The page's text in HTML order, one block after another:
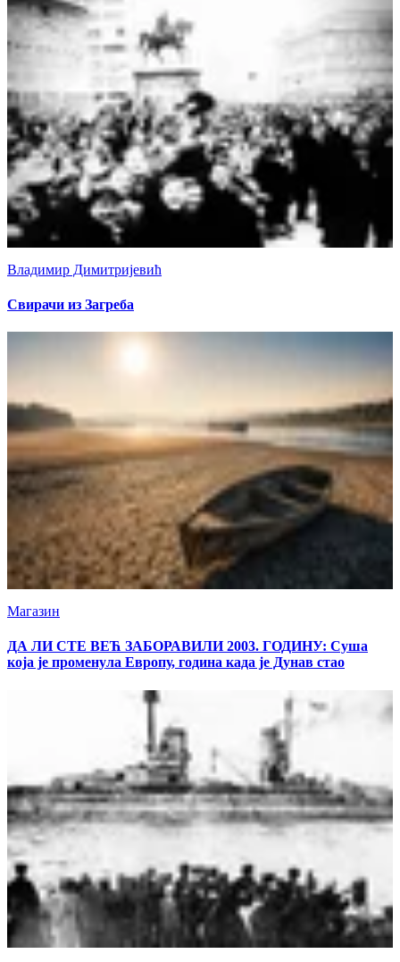
Владимир Димитријевић
Свирачи из Загреба
Магазин
ДА ЛИ СТЕ ВЕЋ ЗАБОРАВИЛИ 2003. ГОДИНУ: Суша
која је променула Европу, година када је Дунав стао